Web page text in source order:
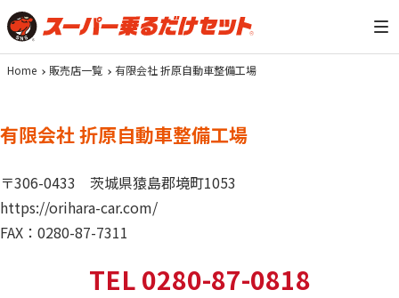
Home 販売店一覧 有限会社 折原自動車整備工場
有限会社 折原自動車整備工場
〒306-0433
茨城県猿島郡境町1053
https://orihara-car.com/
FAX：0280-87-7311
TEL 0280-87-0818